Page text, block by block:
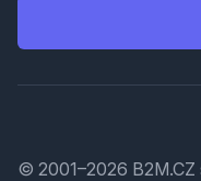
© 2001–2026 B2M.CZ